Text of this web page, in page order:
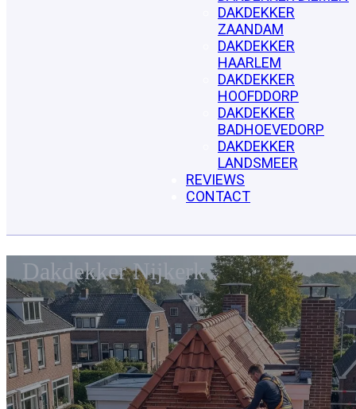
DAKDEKKER
ZAANDAM
DAKDEKKER
HAARLEM
DAKDEKKER
HOOFDDORP
DAKDEKKER
BADHOEVEDORP
DAKDEKKER
LANDSMEER
REVIEWS
CONTACT
Dakdekker Nijkerk